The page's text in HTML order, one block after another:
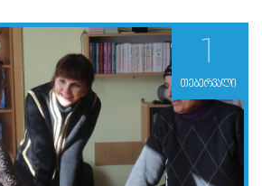
1
თებერვალი